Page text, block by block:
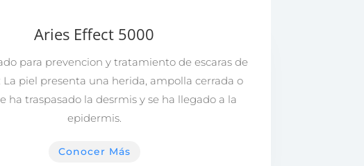
Aries Effect 5000
para prevencion y tratamiento de escaras de
La piel presenta una herida, ampolla cerrada o
ha traspasado la desrmis y se ha llegado a la
epidermis.
Conocer Más